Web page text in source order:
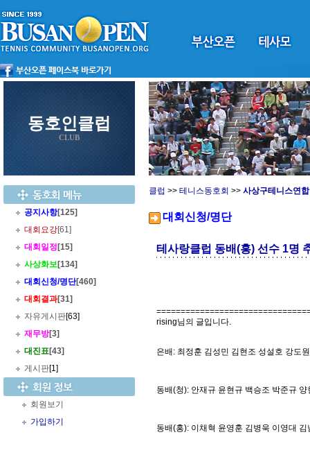
동호인클럽
CLUB
공지사항[125]
대회요강[61]
대회일정 [15]
사상화보[134]
대회신청/명단[460]
대회결과[31]
자유게시판[63]
재무방[3]
대진표[43]
게시판[1]
회원보기
가입하기
클럽 >> 테니스동호회 >> 사상구테니스연
대회신청/명단
테사랑클럽 동배(홍) 선수 1명
rising님의 글입니다.
은배: 최정훈 김성민 김현조 성설호 강도
동배(청): 안재규 윤현규 백승조 박준규
동배(홍): 이채혁 윤영훈 김병욱 이영대